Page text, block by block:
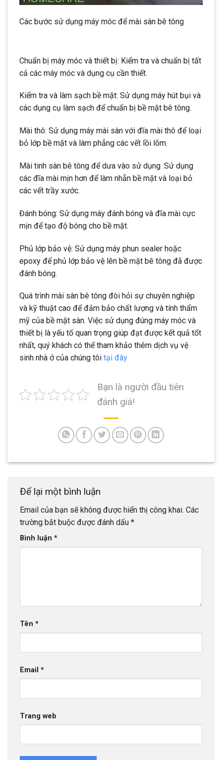
Các bước sử dụng máy móc để mài sàn bê tông
Chuẩn bị máy móc và thiết bị: Kiểm tra và chuẩn bị tất
cả các máy móc và dụng cụ cần thiết.
Kiểm tra và làm sạch bề mặt: Sử dụng máy hút bụi và
các dụng cụ làm sạch để chuẩn bị bề mặt bê tông.
Mài thô: Sử dụng máy mài sàn với đĩa mài thô để loại
bỏ lớp bề mặt và làm phẳng các vết lồi lõm.
Mài tinh sàn bê tông để dưa vào sử dụng :Sử dụng
các đĩa mài mịn hơn để làm nhẵn bề mặt và loại bỏ
các vết trầy xước.
Đánh bóng: Sử dụng máy đánh bóng và đĩa mài cực
mịn để tạo độ bóng cho bề mặt.
Phủ lớp bảo vệ: Sử dụng máy phun sealer hoặc
epoxy để phủ lớp bảo vệ lên bề mặt bê tông đã được
đánh bóng.
Quá trình mài sàn bê tông đòi hỏi sự chuyên nghiệp
và kỹ thuật cao để đảm bảo chất lượng và tính thẩm
mỹ của bề mặt sàn. Việc sử dụng đúng máy móc và
thiết bị là yếu tố quan trọng giúp đạt được kết quả tốt
nhất, quý khách có thể tham khảo thêm dịch vụ vệ
sinh nhà ở của chúng tôi tại đây
Bạn là người đầu tiên
đánh giá!
Để lại một bình luận
Email của bạn sẽ không được hiển thị công khai. Các
trường bắt buộc được đánh dấu *
Bình luận *
Tên *
Email *
Trang web